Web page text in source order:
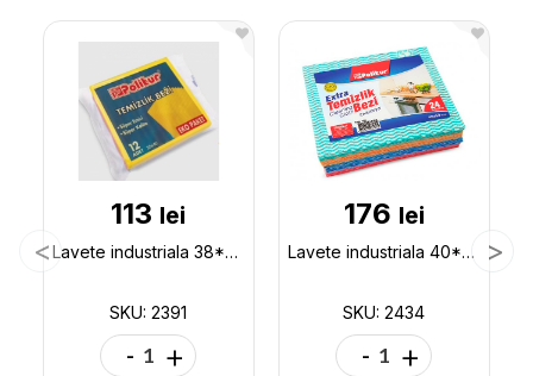
113 lei
Lavete industriala 38*40cm 12buc Polikur 2391
SKU: 2391
- +
176 lei
Lavete industriala 40*50cm 24buc Polikur 2434
SKU: 2434
- +